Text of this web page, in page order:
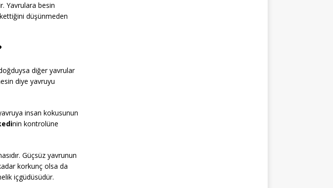
Yavrulara besin
düşünmeden
diğer yavrular
diye yavruyu
insan kokusunun
nin kontrolüne
Güçsüz yavrunun
korkunç olsa da
içgüdüsüdür.